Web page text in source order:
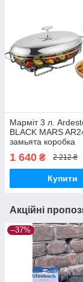
Марміт 3 л.
BLACK MARS
замьята коробка
1 640 ₴ 2 212 ₴
Купити
Акційні
–37%